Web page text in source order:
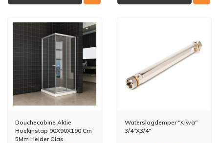
Douchecabine Aktie
Hoekinstap 90X90X190 Cm
5Mm Helder Glas
Waterslagdemper "Kiwa"
3/4"X3/4"